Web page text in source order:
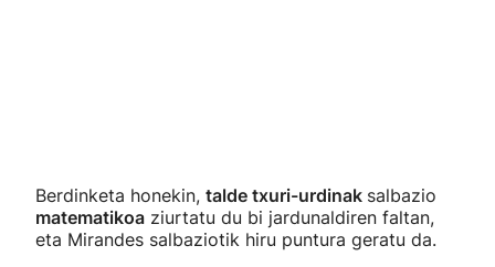
Berdinketa honekin, talde txuri-urdinak salbazio
matematikoa ziurtatu du bi jardunaldiren faltan,
eta Mirandes salbaziotik hiru puntura geratu da.